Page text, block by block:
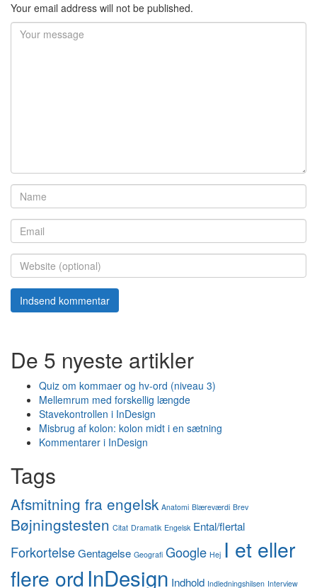
Your email address will not be published.
De 5 nyeste artikler
Quiz om kommaer og hv-ord (niveau 3)
Mellemrum med forskellig længde
Stavekontrollen i InDesign
Misbrug af kolon: kolon midt i en sætning
Kommentarer i InDesign
Tags
Afsmitning fra engelsk Anatomi Blæreværdi Brev
Bøjningstesten Citat Dramatik Engelsk Ental/flertal
ForkortelseGentagelse Geografi Google Hej I et eller
flere ord InDesign Indhold Indledningshilsen Interview